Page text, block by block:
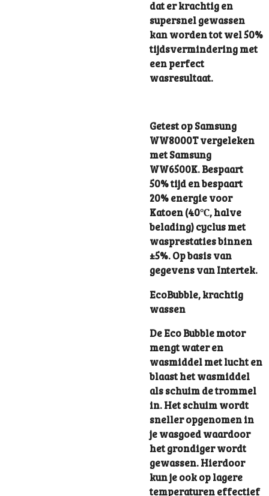
dat er krachtig en
supersnel gewassen
kan worden tot wel 50%
tijdsvermindering met
een perfect
wasresultaat.
Getest op Samsung
WW8000T vergeleken
met Samsung
WW6500K. Bespaart
50% tijd en bespaart
20% energie voor
Katoen (40℃, halve
belading) cyclus met
wasprestaties binnen
±5%. Op basis van
gegevens van Intertek.
EcoBubble, krachtig
wassen
De Eco Bubble motor
mengt water en
wasmiddel met lucht en
blaast het wasmiddel
als schuim de trommel
in. Het schuim wordt
sneller opgenomen in
je wasgoed waardoor
het grondiger wordt
gewassen. Hierdoor
kun je ook op lagere
temperaturen effectief